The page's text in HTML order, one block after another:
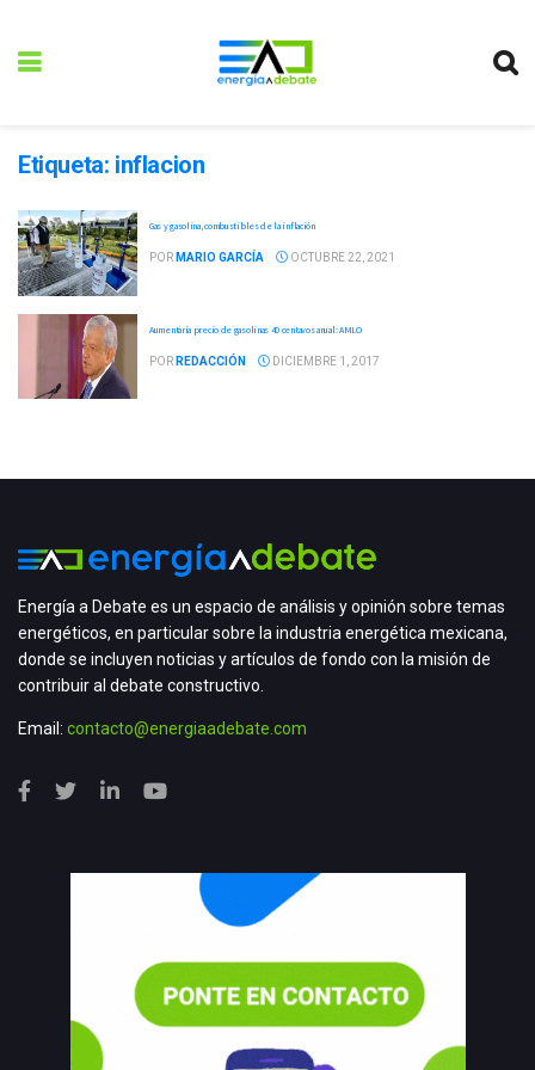
Etiqueta: inflacion
Gas y gasolina, combustibles de la inflación
POR MARIO GARCÍA OCTUBRE 22, 2021
Aumentaría precio de gasolinas 40 centavos anual: AMLO
POR REDACCIÓN DICIEMBRE 1, 2017
Energía a Debate es un espacio de análisis y opinión sobre temas
energéticos, en particular sobre la industria energética mexicana,
donde se incluyen noticias y artículos de fondo con la misión de
contribuir al debate constructivo.
Email: contacto@energiaadebate.com